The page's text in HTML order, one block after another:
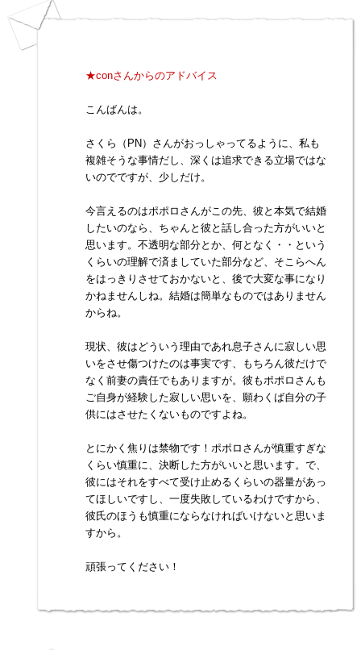
★conさんからのアドバイス
こんばんは。
さくら（PN）さんがおっしゃってるように、私も
複雑そうな事情だし、深くは追求できる立場ではな
いのでですが、少しだけ。
今言えるのはポポロさんがこの先、彼と本気で結婚
したいのなら、ちゃんと彼と話し合った方がいいと
思います。不透明な部分とか、何となく・・という
くらいの理解で済ましていた部分など、そこらへん
をはっきりさせておかないと、後で大変な事になり
かねませんしね。結婚は簡単なものではありません
からね。
現状、彼はどういう理由であれ息子さんに寂しい思
いをさせ傷つけたのは事実です、もちろん彼だけで
なく前妻の責任でもありますが。彼もポポロさんも
ご自身が経験した寂しい思いを、願わくば自分の子
供にはさせたくないものですよね。
とにかく焦りは禁物です！ポポロさんが慎重すぎな
くらい慎重に、決断した方がいいと思います。で、
彼にはそれをすべて受け止めるくらいの器量があっ
てほしいですし、一度失敗しているわけですから、
彼氏のほうも慎重にならなければいけないと思いま
すから。
頑張ってください！